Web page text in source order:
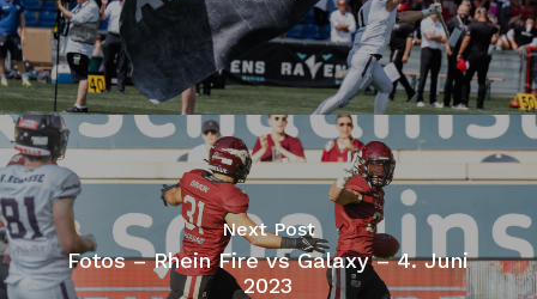
Next Post
Fotos – Rhein Fire vs Galaxy – 4. Juni
2023